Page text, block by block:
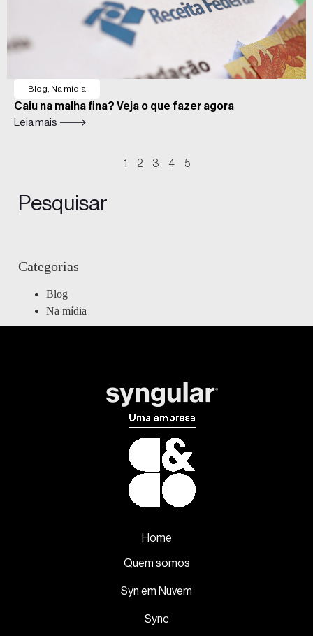
Blog Na mídia
Caiu na malha fina? Veja o que fazer agora
Leia mais 🡒
1 2 3 4 5
Pesquisar
Categorias
Blog
Na mídia
Home
Quem somos
Syn em Nuvem
Sync